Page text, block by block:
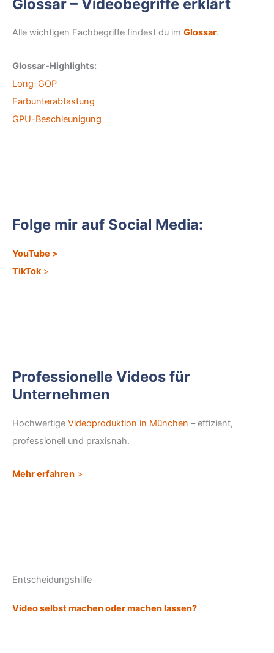
Glossar – Videobegriffe erklärt
Alle wichtigen Fachbegriffe findest du im Glossar.
Glossar-Highlights:
Long-GOP
Farbunterabtastung
GPU-Beschleunigung
Folge mir auf Social Media:
YouTube >
TikTok >
Professionelle Videos für
Unternehmen
Hochwertige Videoproduktion in München – effizient,
professionell und praxisnah.
Mehr erfahren >
Entscheidungshilfe
Video selbst machen oder machen lassen?